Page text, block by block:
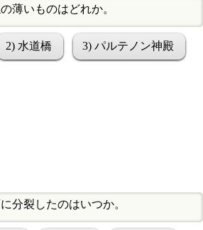
薄いものはどれか。
2) 水道橋 3) パルテノン神殿
分裂したのはいつか。